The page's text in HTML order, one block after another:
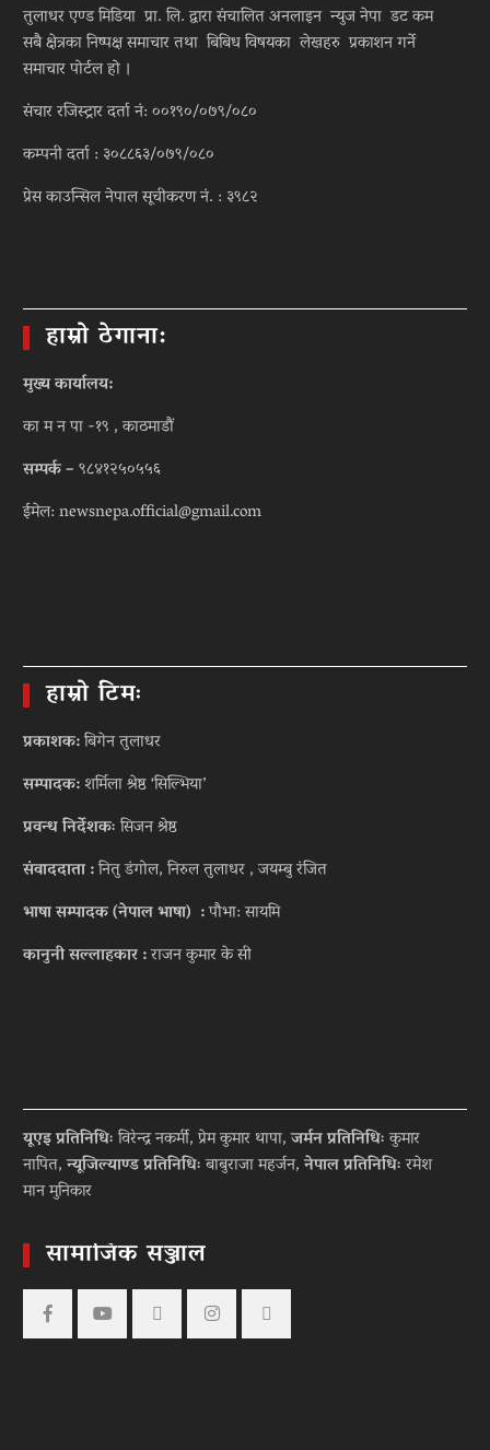
तुलाधर एण्ड मिडिया प्रा. लि. द्वारा संचालित अनलाइन न्युज नेपा डट कम
सबै क्षेत्रका निष्पक्ष समाचार तथा बिबिध विषयका लेखहरु प्रकाशन गर्ने
समाचार पोर्टल हो ।
संचार रजिस्ट्रार दर्ता नं: ००१९०/०७९/०८०
कम्पनी दर्ता : ३०८८६३/०७९/०८०
प्रेस काउन्सिल नेपाल सूचीकरण नं. : ३९८२
हाम्रो ठेगाना:
मुख्य कार्यालय:
का म न पा -१९ , काठमाडौं
सम्पर्क –९८४१२५०५५६
ईमेल: newsnepa.official@gmail.com
हाम्रो टिमः
प्रकाशक:बिगेन तुलाधर
सम्पादक:शर्मिला श्रेष्ठ ‘सिल्भिया’
प्रवन्ध निर्देशकःसिजन श्रेष्ठ
संवाददाता :नितु डंगोल, निरुल तुलाधर , जयम्बु रंजित
भाषा सम्पादक (नेपाल भाषा) :पौभा: सायमि
कानुनी सल्लाहकार :राजन कुमार के सी
यूएइ प्रतिनिधिःविरेन्द्र नकर्मी, प्रेम कुमार थापा,जर्मन प्रतिनिधिःकुमार
नापित,न्यूजिल्याण्ड प्रतिनिधिःबाबुराजा महर्जन,नेपाल प्रतिनिधिःरमेश
मान मुनिकार
सामाजिक सञ्जाल